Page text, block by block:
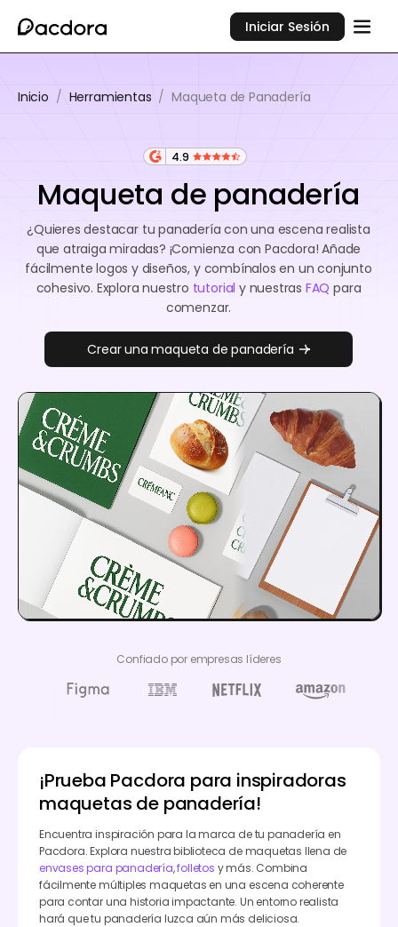
Iniciar Sesión
Inicio / Herramientas / Maqueta de Panadería
4.9
Maqueta de panadería
¿Quieres destacar tu panadería con una escena realista
que atraiga miradas? ¡Comienza con Pacdora! Añade
fácilmente logos y diseños, y combínalos en un conjunto
cohesivo. Explora nuestro tutorial y nuestras FAQ para
comenzar.
Crear una maqueta de panadería
Confiado por empresas líderes
¡Prueba Pacdora para inspiradoras
maquetas de panadería!
Encuentra inspiración para la marca de tu panadería en
Pacdora. Explora nuestra biblioteca de maquetas llena de
envases para panadería,folletos y más. Combina
fácilmente múltiples maquetas en una escena coherente
para contar una historia impactante. Un entorno realista
hará que tu panadería luzca aún más deliciosa.